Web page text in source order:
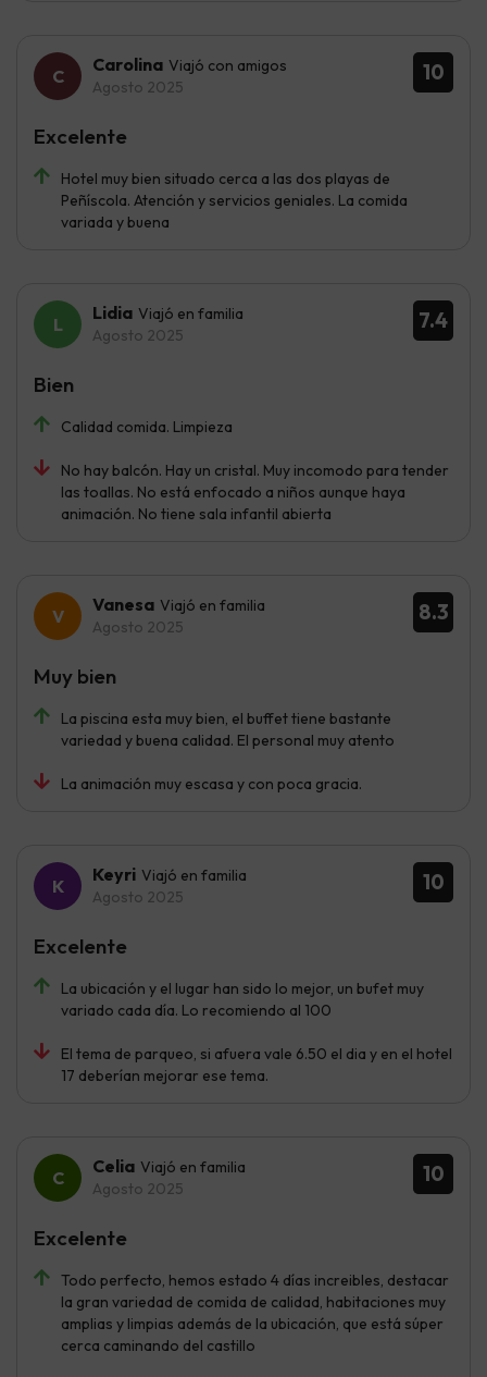
10
Carolina Viajó con amigos
Agosto 2025
Hotel muy bien situado cerca a las dos playas de
Peñíscola. Atención y servicios geniales. La comida
variada y buena
Excelente
7.4
Lidia Viajó en familia
Agosto 2025
Calidad comida. Limpieza
No hay balcón. Hay un cristal. Muy incomodo para tender
las toallas. No está enfocado a niños aunque haya
animación. No tiene sala infantil abierta
Bien
8.3
Vanesa Viajó en familia
Agosto 2025
La piscina esta muy bien, el buffet tiene bastante
variedad y buena calidad. El personal muy atento
La animación muy escasa y con poca gracia.
Muy bien
10
Keyri Viajó en familia
Agosto 2025
La ubicación y el lugar han sido lo mejor, un bufet muy
variado cada día. Lo recomiendo al 100
El tema de parqueo, si afuera vale 6.50 el dia y en el hotel
17 deberían mejorar ese tema.
Excelente
10
Celia Viajó en familia
Agosto 2025
Todo perfecto, hemos estado 4 días increibles, destacar
la gran variedad de comida de calidad, habitaciones muy
amplias y limpias además de la ubicación, que está súper
cerca caminando del castillo
Excelente